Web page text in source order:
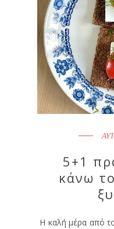
5+1
κάνω
Η καλή μέρα από